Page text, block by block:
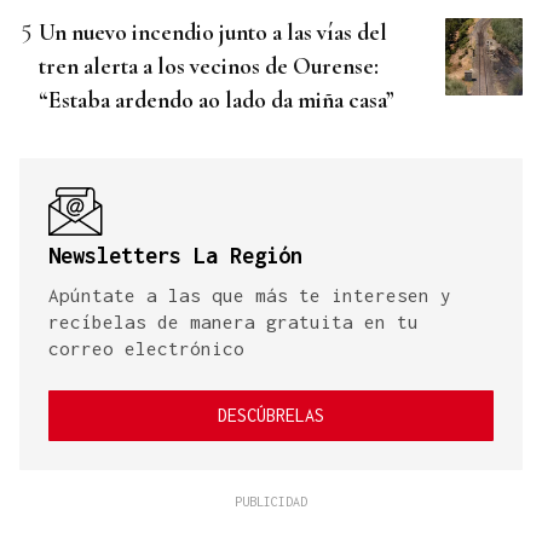
Un nuevo incendio junto a las vías del
tren alerta a los vecinos de Ourense:
“Estaba ardendo ao lado da miña casa”
Newsletters La Región
Apúntate a las que más te interesen y
recíbelas de manera gratuita en tu
correo electrónico
DESCÚBRELAS